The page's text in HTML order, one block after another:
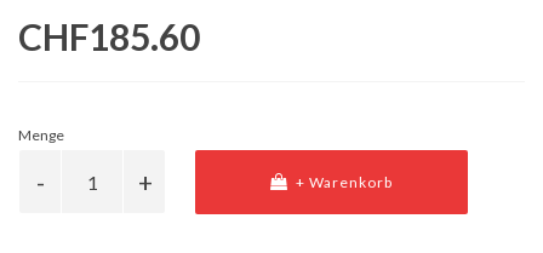
CHF185.60
Menge
+ Warenkorb